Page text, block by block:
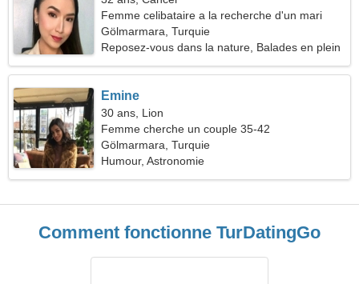
Femme celibataire a la recherche d'un mari
Gölmarmara, Turquie
Reposez-vous dans la nature, Balades en plein
air
Emine
30 ans, Lion
Femme cherche un couple 35-42
Gölmarmara, Turquie
Humour, Astronomie
Comment fonctionne TurDatingGo